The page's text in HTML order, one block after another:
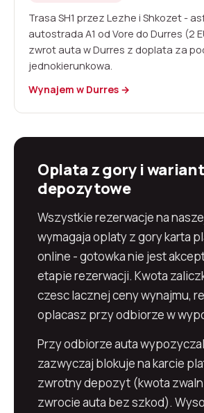
Trasa SH1 przez Lezhe i Shkozet -
autostrada A1 od Vore do Durres (2
zwrot auta w Durres z doplata za
jednokierunkowa.
Wynajem w Durres →
Oplata z gory i
depozytowe
Wszystkie rezerwacje na
wymagaja oplaty z gory karta
online - gotowka nie jest
etapie rezerwacji. Kwota
czesc lacznej ceny wynajmu,
oplacasz przy odbiorze w
Przy odbiorze auta
zazwyczaj blokuje na karcie
zwrotny depozyt (kwota
zwrocie auta bez szkod).